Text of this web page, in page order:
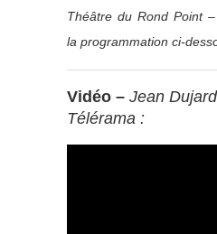
Théâtre du Rond Point
la programmation ci-
Vidéo – Jean
Télérama :